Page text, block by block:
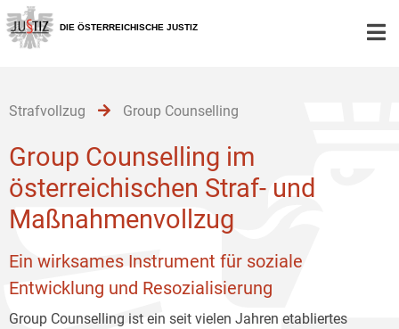
Zur
Hauptnavigation
[1]
Zum
Inhalt
[2]
Zum
Untermenü
[3]
DIE ÖSTERREICHISCHE JUSTIZ
Strafvollzug Group Counselling
Group Counselling im
österreichischen Straf- und
Maßnahmenvollzug
Ein wirksames Instrument für soziale
Entwicklung und Resozialisierung
Group Counselling ist ein seit vielen Jahren etabliertes